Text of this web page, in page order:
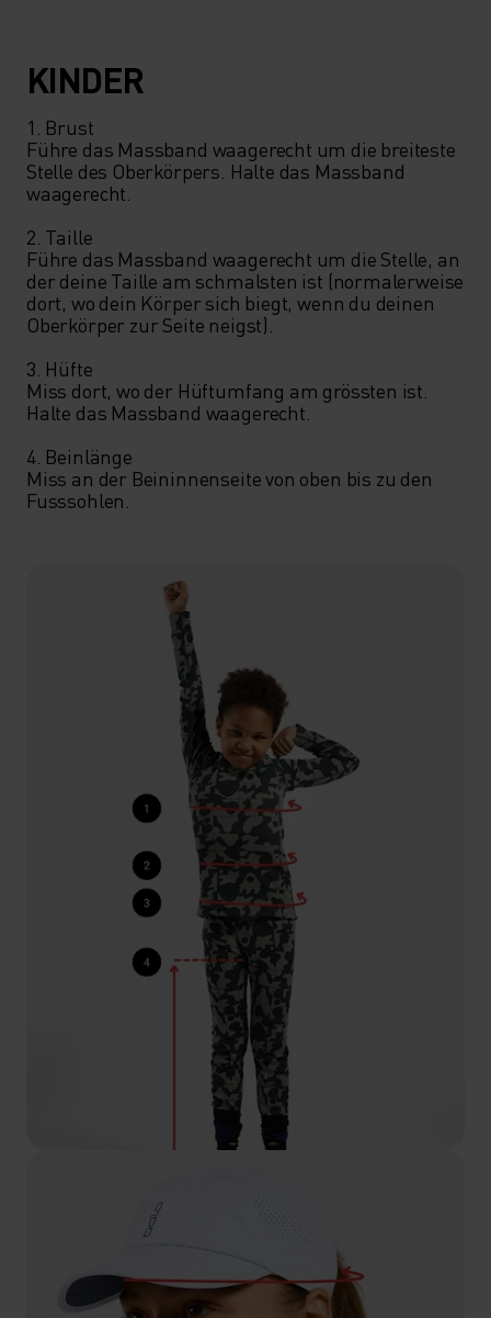
KINDER
1. Brust
Führe das Massband waagerecht um die breiteste
Stelle des Oberkörpers. Halte das Massband
waagerecht.
2. Taille
Führe das Massband waagerecht um die Stelle, an
der deine Taille am schmalsten ist (normalerweise
dort, wo dein Körper sich biegt, wenn du deinen
Oberkörper zur Seite neigst).
3. Hüfte
Miss dort, wo der Hüftumfang am grössten ist.
Halte das Massband waagerecht.
4. Beinlänge
Miss an der Beininnenseite von oben bis zu den
Fusssohlen.